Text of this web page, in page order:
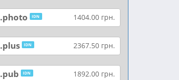
.photo IDN 1404.00 грн.
.plus IDN 2367.50 грн.
.pub IDN 1892.00 грн.